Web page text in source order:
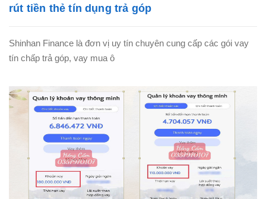
rút tiền thẻ tín dụng trả góp
Shinhan Finance là đơn vị uy tín chuyên cung cấp các gói vay
tín chấp trả góp, vay mua ô